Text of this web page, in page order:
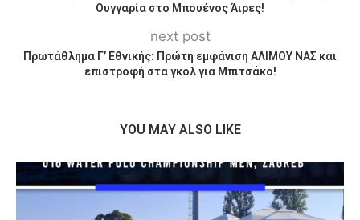
Ουγγαρία στο Μπουένος Άιρες!
next post
Πρωτάθλημα Γ’ Εθνικής: Πρώτη εμφάνιση ΑΛΙΜΟΥ ΝΑΣ και
επιστροφή στα γκολ για Μπιτσάκο!
YOU MAY ALSO LIKE